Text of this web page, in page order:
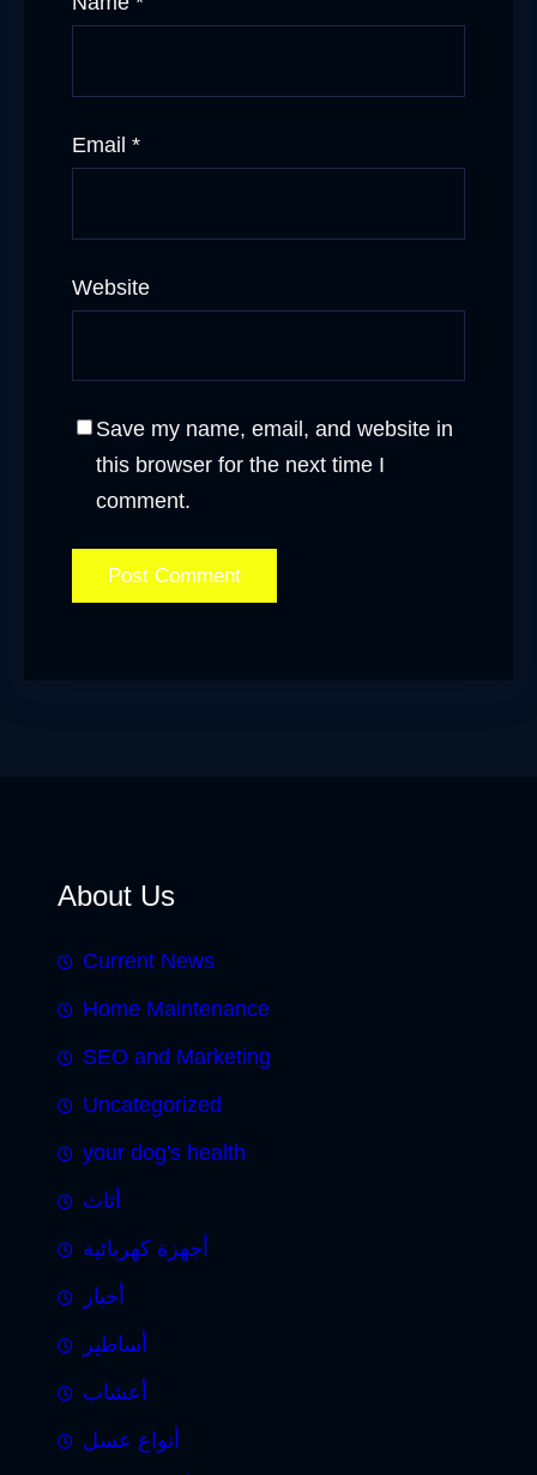
Email *
Website
Save my name, email, and website in
this browser for the next time I
comment.
About Us
Current News
Home Maintenance
SEO and Marketing
Uncategorized
your dog's health
أثاث
أجهزة كهربائية
أخبار
أساطير
أعشاب
أنواع عسل